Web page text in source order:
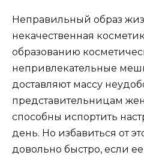
Неправильный образ
некачественная
образованию
непривлекательные
доставляют массу
представительницам
способны испортить
день. Но избавиться от
довольно быстро, если